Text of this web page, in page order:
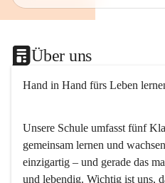
Über uns
Hand in Hand fürs Leben
Unsere Schule umfasst fünf
gemeinsam lernen und
einzigartig – und gerade das
und lebendig. Wichtig ist uns,